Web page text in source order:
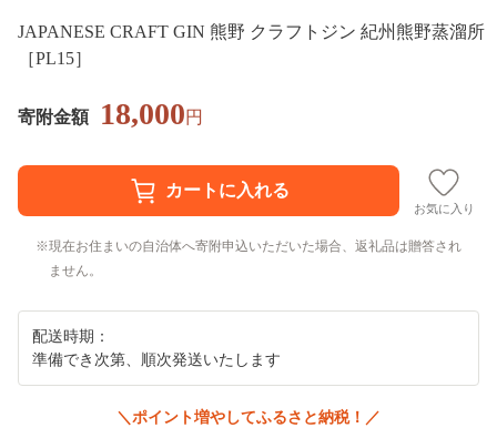
JAPANESE CRAFT GIN 熊野 クラフトジン 紀州熊野蒸溜所
［PL15］
寄附金額 18,000円
お気に入り
現在お住まいの自治体へ寄附申込いただいた場合、返礼品は贈答され
ません。
配送時期：
準備でき次第、順次発送いたします
＼ポイント増やしてふるさと納税！／